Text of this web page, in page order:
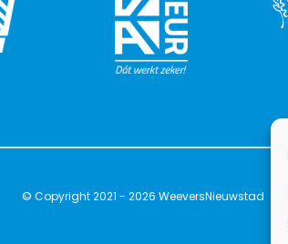
© Copyright 2021 - 2026 WeeversNieuwstad